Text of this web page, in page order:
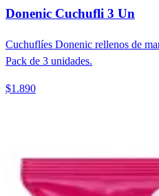
Donenic Cuchufli 3 Un
Cuchuflíes Donenic rellenos de
Pack de 3 unidades.
$1.890